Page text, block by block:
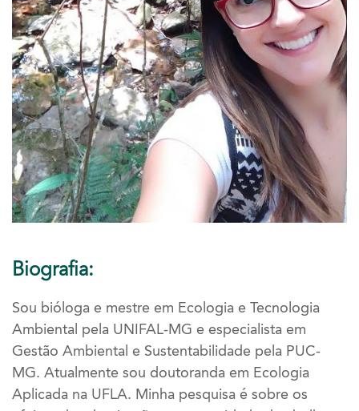
Biografia:
Sou bióloga e mestre em Ecologia e Tecnologia
Ambiental pela UNIFAL-MG e especialista em
Gestão Ambiental e Sustentabilidade pela PUC-
MG. Atualmente sou doutoranda em Ecologia
Aplicada na UFLA. Minha pesquisa é sobre os